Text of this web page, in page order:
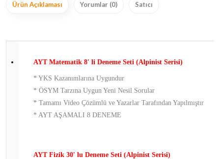
Ürün Açıklaması Yorumlar (0) Satıcı
AYT Matematik 8' li Deneme Seti (Alpinist Serisi)
* YKS Kazanımlarına Uygundur
* ÖSYM Tarzına Uygun Yeni Nesil Sorular
* Tamamı Video Çözümlü ve Yazarlar Tarafından Yapılmıştır
* AYT AŞAMALI 8 DENEME
AYT Fizik 30' lu Deneme Seti (Alpinist Serisi)